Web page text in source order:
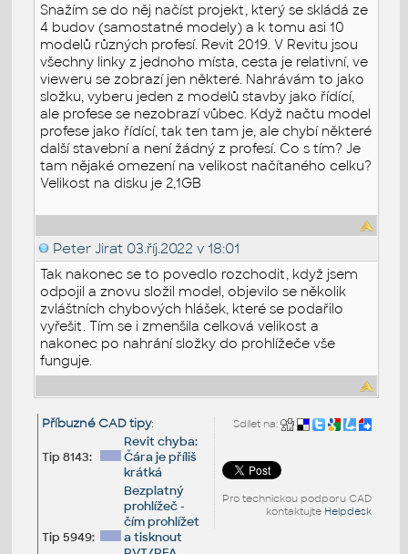
Snažím se do něj načíst projekt, který se skládá ze
4 budov (samostatné modely) a k tomu asi 10
modelů různých profesí. Revit 2019. V Revitu jsou
všechny linky z jednoho místa, cesta je relativní, ve
vieweru se zobrazí jen některé. Nahrávám to jako
složku, vyberu jeden z modelů stavby jako řídící,
ale profese se nezobrazí vůbec. Když načtu model
profese jako řídící, tak ten tam je, ale chybí některé
další stavební a není žádný z profesí. Co s tím? Je
tam nějaké omezení na velikost načítaného celku?
Velikost na disku je 2,1GB
Peter Jirat 03.říj.2022 v 18:01
Tak nakonec se to povedlo rozchodit, když jsem
odpojil a znovu složil model, objevilo se několik
zvláštních chybových hlášek, které se podařilo
vyřešit. Tím se i zmenšila celková velikost a
nakonec po nahrání složky do prohlížeče vše
funguje.
Sdílet na:
Pro technickou podporu CAD
kontaktujte Helpdesk
Příbuzné CAD tipy:
Tip 8143:
Revit chyba:
Čára je příliš
krátká
Tip 5949:
Bezplatný
prohlížeč -
čím prohlížet
a tisknout